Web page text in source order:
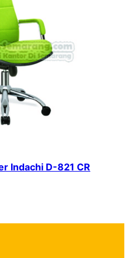
Indachi D-821 CR